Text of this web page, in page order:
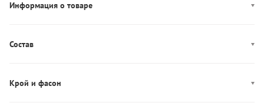
Информация о товаре
Застежка: эластичный пояс
Карманы: три кармана
Состав
Крой и фасон